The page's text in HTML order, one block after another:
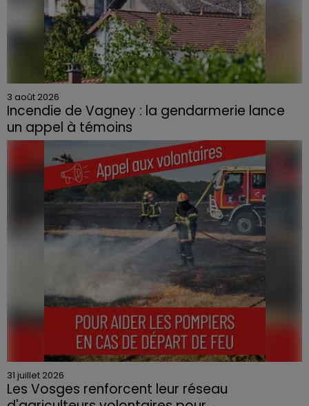
3 août 2026
Incendie de Vagney : la gendarmerie lance
un appel à témoins
Le feu, parti d'une haie avant de se propager au
quartier résidentiel, avait détruit deux habitations et
contraint à l'évacuation d'une centaine de personnes.
31 juillet 2026
Les Vosges renforcent leur réseau